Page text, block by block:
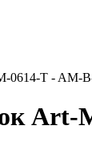
0614-T - AM-
Art-